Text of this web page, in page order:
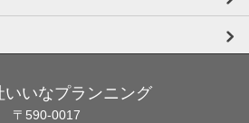
いいなプランニング
〒590-0017